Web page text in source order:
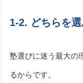
1-2. どちらを
塾選びに迷う最大の
るからです。